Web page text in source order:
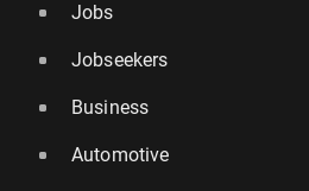
Jobs
Jobseekers
Business
Automotive